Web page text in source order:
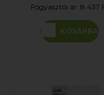
Fogyasztói ár:8 437
KOSÁRBA